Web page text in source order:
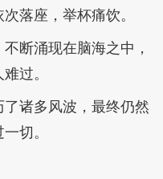
落座，举杯痛饮。
断涌现在脑海之中，
过。
诸多风波，最终仍然
切。